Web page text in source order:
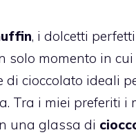
, i dolcetti
solo momento in
di cioccolato ideali
Tra i miei preferiti i
una glassa di